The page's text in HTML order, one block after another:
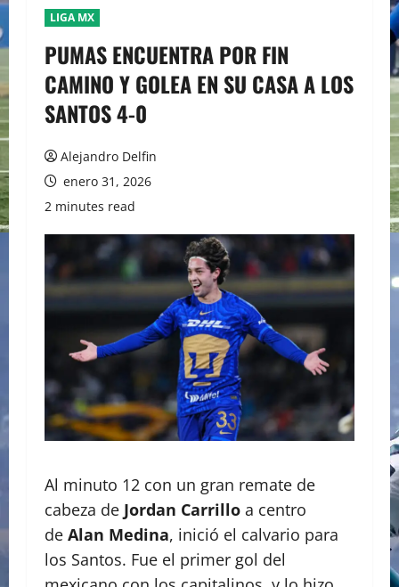
LIGA MX
PUMAS ENCUENTRA POR FIN
CAMINO Y GOLEA EN SU CASA A LOS
SANTOS 4-0
Alejandro Delfin
enero 31, 2026
2 minutes read
Al minuto 12 con un gran remate de
cabeza de Jordan Carrillo a centro
de Alan Medina, inició el calvario para
los Santos. Fue el primer gol del